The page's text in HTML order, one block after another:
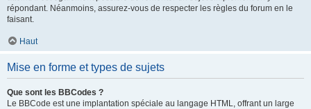
répondant. Néanmoins, assurez-vous de respecter les règles du forum en le
faisant.
Haut
Mise en forme et types de sujets
Que sont les BBCodes ?
Le BBCode est une implantation spéciale au langage HTML, offrant un large